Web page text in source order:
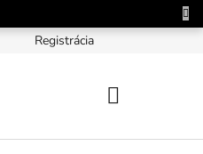
Registrácia